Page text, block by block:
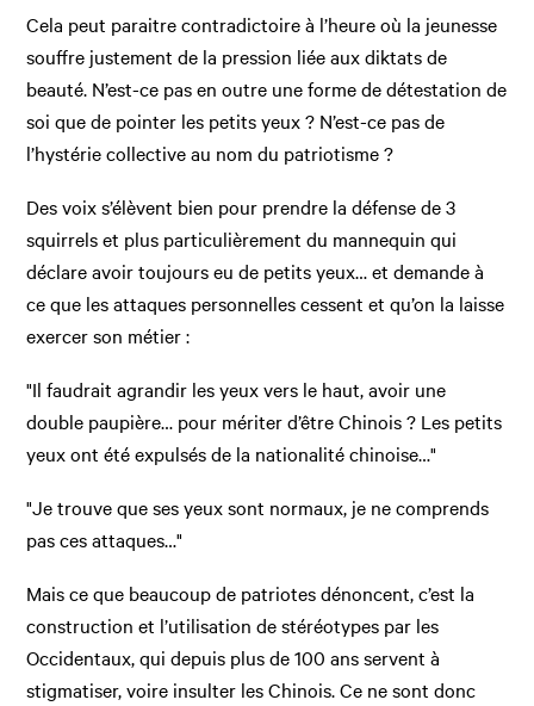
Cela peut paraitre contradictoire à l’heure où la jeunesse
souffre justement de la pression liée aux diktats de
beauté. N’est-ce pas en outre une forme de détestation de
soi que de pointer les petits yeux ? N’est-ce pas de
l’hystérie collective au nom du patriotisme ?
Des voix s’élèvent bien pour prendre la défense de 3
squirrels et plus particulièrement du mannequin qui
déclare avoir toujours eu de petits yeux… et demande à
ce que les attaques personnelles cessent et qu’on la laisse
exercer son métier :
"Il faudrait agrandir les yeux vers le haut, avoir une
double paupière… pour mériter d’être Chinois ? Les petits
yeux ont été expulsés de la nationalité chinoise…"
"Je trouve que ses yeux sont normaux, je ne comprends
pas ces attaques…"
Mais ce que beaucoup de patriotes dénoncent, c’est la
construction et l’utilisation de stéréotypes par les
Occidentaux, qui depuis plus de 100 ans servent à
stigmatiser, voire insulter les Chinois. Ce ne sont donc